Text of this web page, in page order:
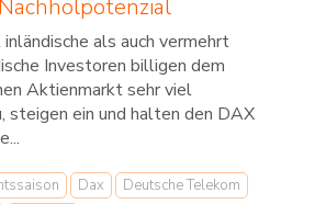
als auch vermehrt
Investoren billigen dem
Aktienmarkt sehr viel
steigen ein und halten den DAX
Dax
Deutsche Telekom